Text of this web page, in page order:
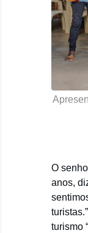
O
anos,
turismo